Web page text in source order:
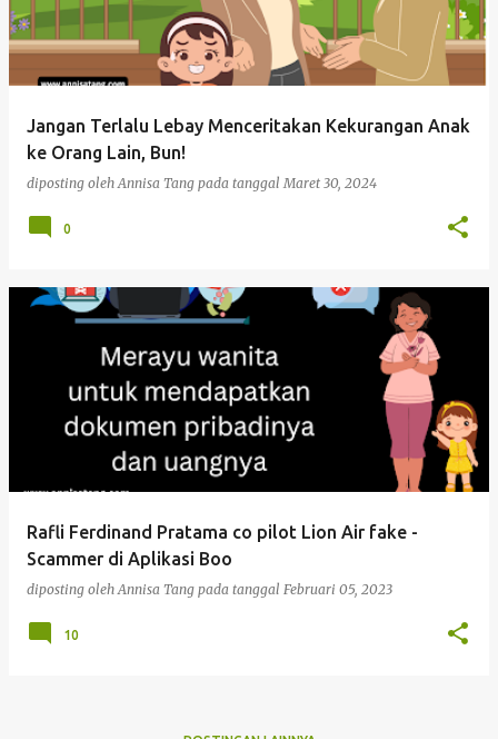
Jangan Terlalu Lebay Menceritakan Kekurangan Anak
ke Orang Lain, Bun!
diposting olehAnnisa Tang pada tanggalMaret 30, 2024
0
Rafli Ferdinand Pratama co pilot Lion Air fake -
Scammer di Aplikasi Boo
diposting olehAnnisa Tang pada tanggal Februari 05, 2023
10